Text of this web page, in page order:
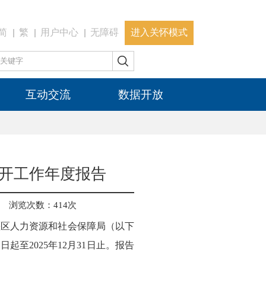
繁 用户中心 无障碍 进入关怀模式
互动交流 数据开放
工作年度报告
浏览次数： 414次
人力资源和社会保障局（以下
起至2025年12月31日止。报告